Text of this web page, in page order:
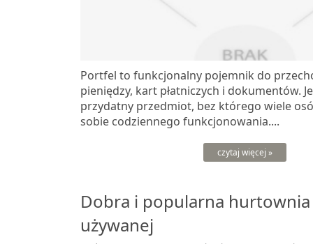
Portfel to funkcjonalny pojemnik do
pieniędzy, kart płatniczych i dokumentów.
przydatny przedmiot, bez którego wiele
sobie codziennego funkcjonowania....
czytaj więcej »
Dobra i popularna hurtownia
używanej